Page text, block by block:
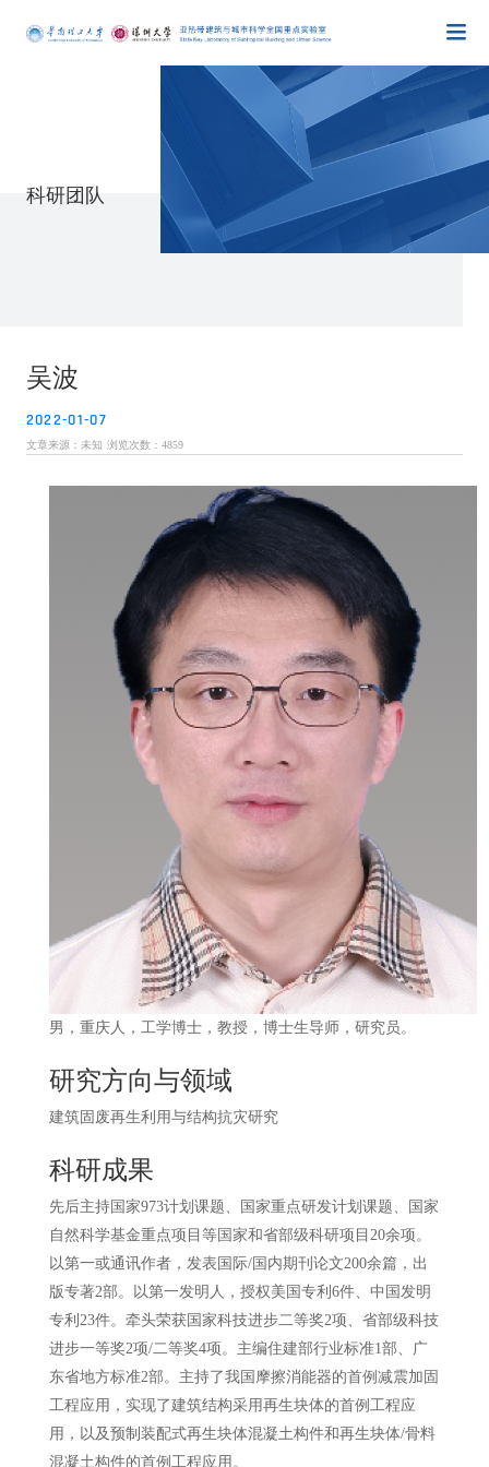
科研团队
吴波
2022-01-07
文章来源：未知 浏览次数： 4859
男，重庆人，工学博士，教授，博士生导师，研究员。
研究方向与领域
建筑固废再生利用与结构抗灾研究
科研成果
先后主持国家973计划课题、国家重点研发计划课题、国家
自然科学基金重点项目等国家和省部级科研项目20余项。
以第一或通讯作者，发表国际/国内期刊论文200余篇，出
版专著2部。以第一发明人，授权美国专利6件、中国发明
专利23件。牵头荣获国家科技进步二等奖2项、省部级科技
进步一等奖2项/二等奖4项。主编住建部行业标准1部、广
东省地方标准2部。主持了我国摩擦消能器的首例减震加固
工程应用，实现了建筑结构采用再生块体的首例工程应
用，以及预制装配式再生块体混凝土构件和再生块体/骨料
混凝土构件的首例工程应用。